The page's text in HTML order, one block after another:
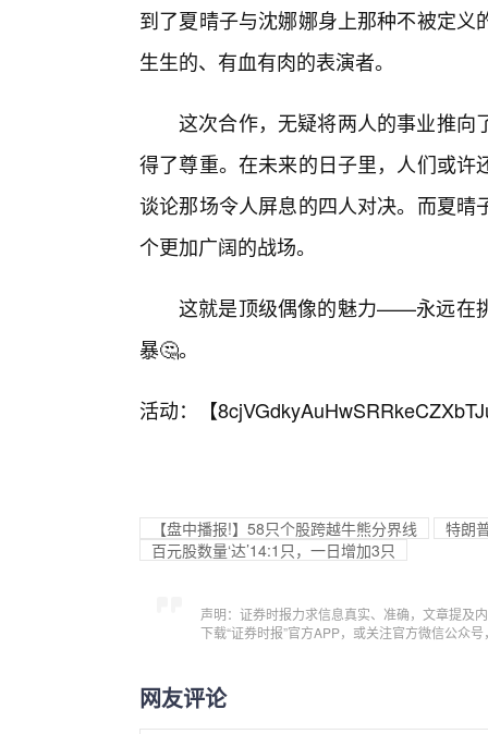
到了夏晴子与沈娜娜身上那种不被定
生生的、有血有肉的表演者。
这次合作，无疑将两人的事业推向
得了尊重。在未来的日子里，人们或
谈论那场令人屏息的四人对决。而夏
个更加广阔的战场。
这就是顶级偶像的魅力——永远在
暴🤔。
活动：【
【盘中播报!】58只个股跨越牛熊分界线
特朗
百元股数量‘达’14:1只，一日增加3只
声明：证券时报力求信息真实、准确，文章提及
下载“证券时报”官方APP，或关注官方微信公众
网友评论